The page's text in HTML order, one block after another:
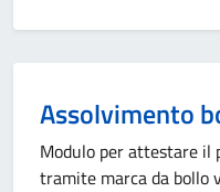
Assolvimento
Modulo per attestare il
tramite marca da bollo